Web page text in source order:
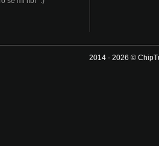
2014 - 2026 ©